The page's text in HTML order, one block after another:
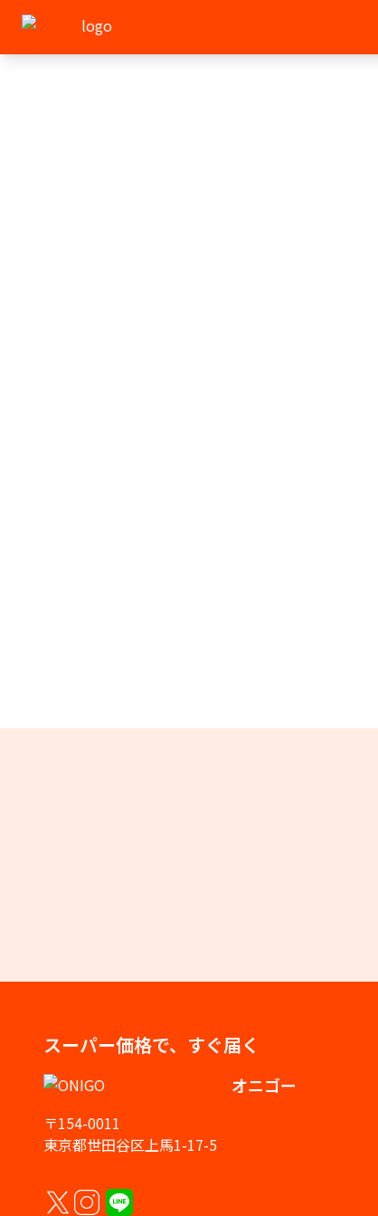
スーパー価格で、すぐ届く
オニゴー
〒154-0011
東京都世田谷区上馬1-17-5